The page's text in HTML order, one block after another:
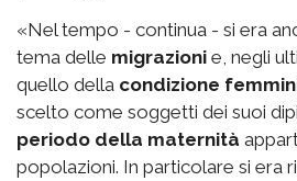
«Nel tempo - continua - si era
tema delle migrazioni e, negli
quello della condizione
scelto come soggetti dei suoi
periodo della maternità
popolazioni. In particolare si era